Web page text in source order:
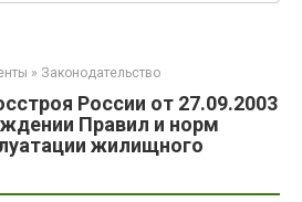
» Законодательство
России от 27.09.2003
Правил и норм
жилищного